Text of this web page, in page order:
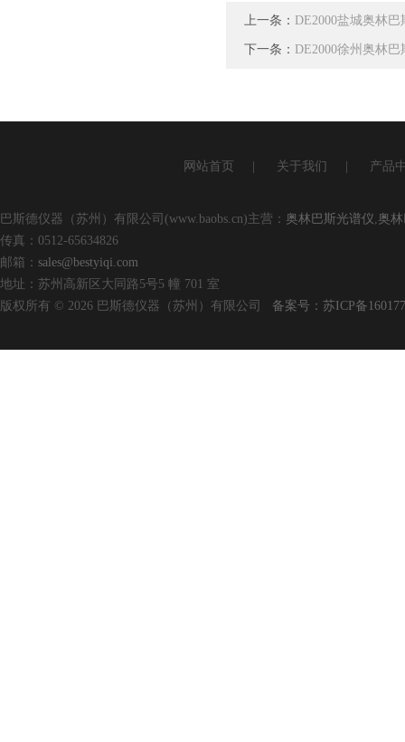
上一条： DE2000盐城奥林
下一条： DE2000徐州奥林
网站首页 关于我们 产品
巴斯德仪器（苏州）有限公司(www.baobs.cn)主营： 奥林巴斯光谱仪,奥
传真：0512-65634826
邮箱： sales@bestyiqi.com
地址：苏州高新区大同路5号5 幢 701 室
版权所有 © 2026 巴斯德仪器（苏州）有限公司 备案号：苏ICP备